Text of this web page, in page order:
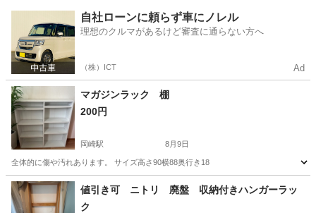
本郷駅 収納家具
自社ローンに頼らず車にノレル
理想のクルマがあるけど審査に通らない方へ
（株）ICT Ad
マガジンラック 棚
200円
岡崎駅 8月9日
全体的に傷や汚れあります。 サイズ高さ90横88奥行き18
愛知 岡崎市 岡崎駅 収納家具
値引き可 ニトリ 廃盤 収納付きハンガーラッ
ク